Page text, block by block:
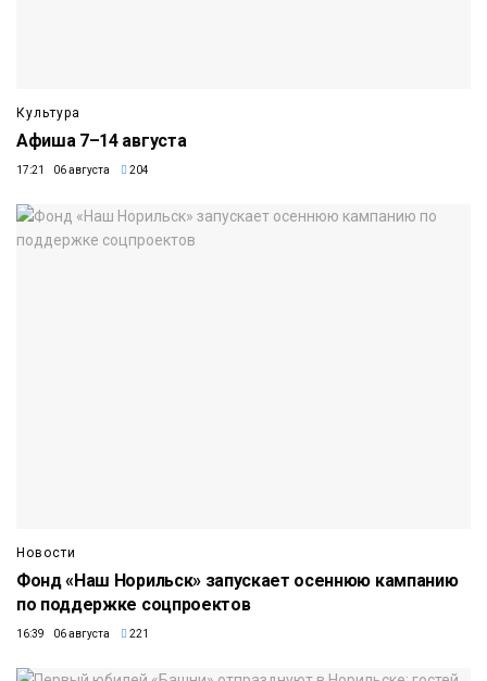
Культура
Афиша 7–14 августа
17:21 06 августа 204
Новости
Фонд «Наш Норильск» запускает осеннюю кампанию
по поддержке соцпроектов
16:39 06 августа 221